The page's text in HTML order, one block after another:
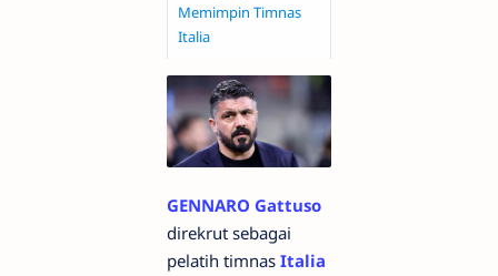
Memimpin Timnas
Italia
GENNARO Gattuso
direkrut sebagai
pelatih timnas Italia